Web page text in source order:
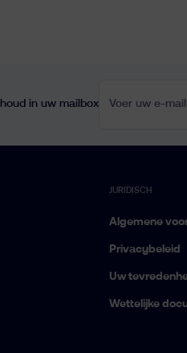
in uw mailbox
JURIDISCH
Algemene
Privacybeleid
Uw
Wettelijke